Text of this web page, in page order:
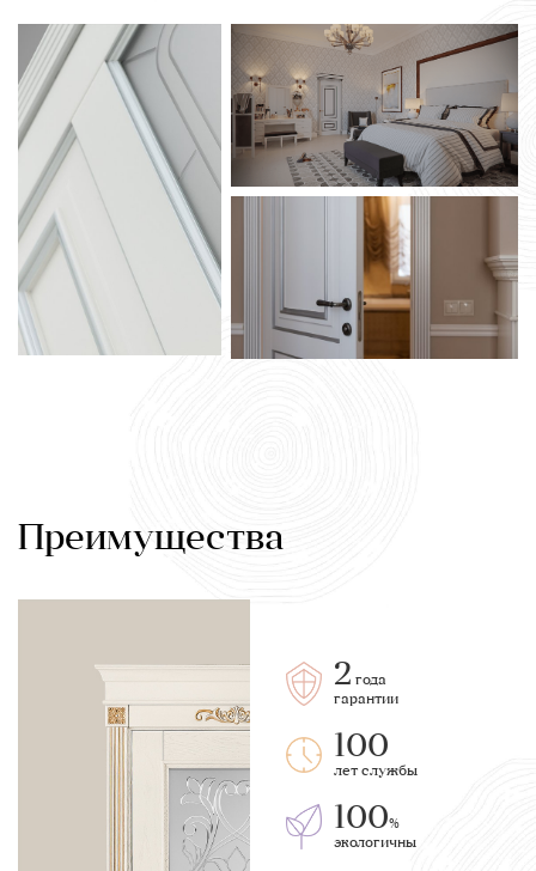
Преимущества
2 года
гарантии
100
лет службы
100%
экологичны